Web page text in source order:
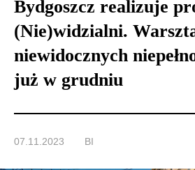
Bydgoszcz realizuje
(Nie)widzialni.
niewidocznych
już w grudniu
07.11.2023 BI